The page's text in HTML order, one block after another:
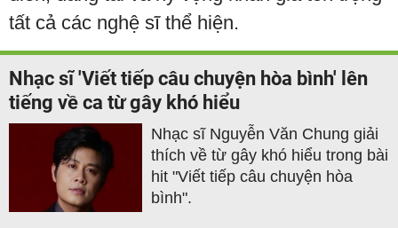
tất cả các nghệ sĩ thể hiện.
Nhạc sĩ 'Viết tiếp câu chuyện hòa bình' lên
tiếng về ca từ gây khó hiểu
Nhạc sĩ Nguyễn Văn Chung giải
thích về từ gây khó hiểu trong bài
hit "Viết tiếp câu chuyện hòa
bình".